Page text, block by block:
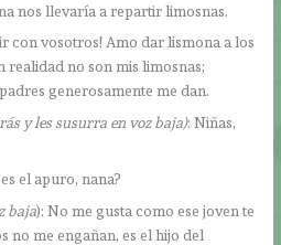
nos llevaría a repartir limosnas.
con vosotros! Amo dar lismona a los
realidad no son mis limosnas;
generosamente me dan.
y les susurra en voz baja): Niñas,
el apuro, nana?
baja): No me gusta como ese joven te
no me engañan, es el hijo del